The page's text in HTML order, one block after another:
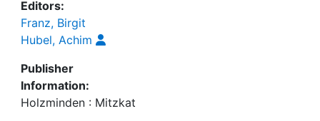
Editors:
Franz, Birgit
Hubel, Achim
Publisher
Information:
Holzminden : Mitzkat